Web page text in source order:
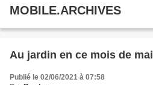
MOBILE.ARCHIVES
Au jardin en ce mois de mai
Publié le 02/06/2021 à 07:58